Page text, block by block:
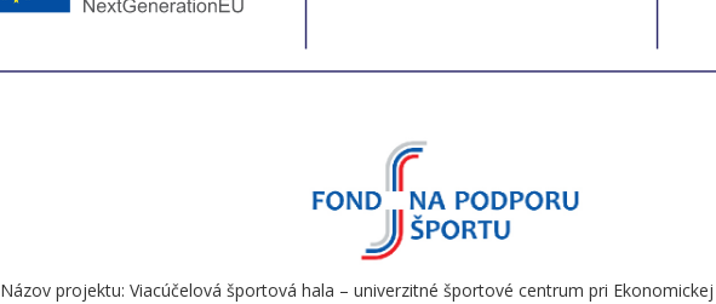
Názov projektu: Viacúčelová športová hala – univerzitné športové centrum pri